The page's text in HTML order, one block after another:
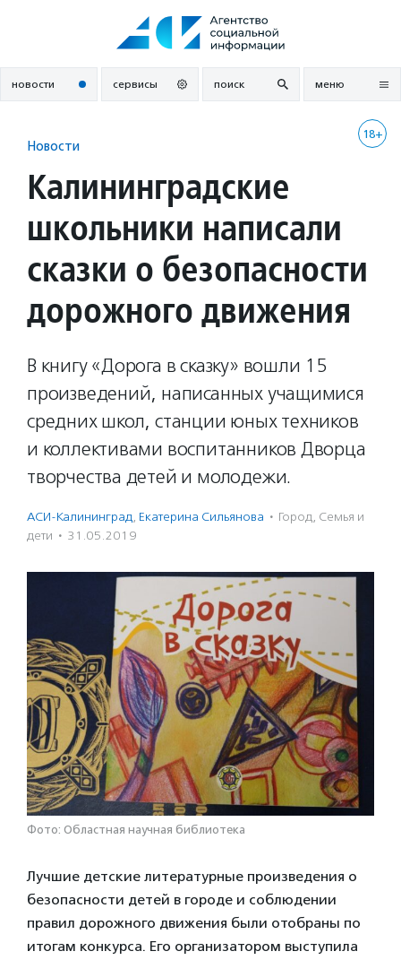
новости сервисы поиск меню
18+
Новости
Калининградские
школьники написали
сказки о безопасности
дорожного движения
В книгу «Дорога в сказку» вошли 15
произведений, написанных учащимися
средних школ, станции юных техников
и коллективами воспитанников Дворца
творчества детей и молодежи.
АСИ-Калининград, Екатерина Сильянова · Город, Семья и
дети · 31.05.2019
Фото: Областная научная библиотека
Лучшие детские литературные произведения о
безопасности детей в городе и соблюдении
правил дорожного движения были отобраны по
итогам конкурса. Его организатором выступила